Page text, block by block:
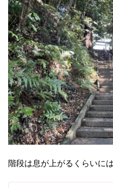
階段は息が上がるくらいに